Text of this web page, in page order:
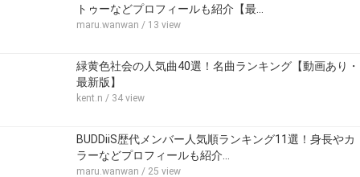
トゥーなどプロフィールも紹介【最…
maru.wanwan / 13 view
緑黄色社会の人気曲40選！名曲ランキング【動画あり・
最新版】
kent.n / 34 view
BUDDiiS歴代メンバー人気順ランキング11選！身長やカ
ラーなどプロフィールも紹介…
maru.wanwan / 25 view